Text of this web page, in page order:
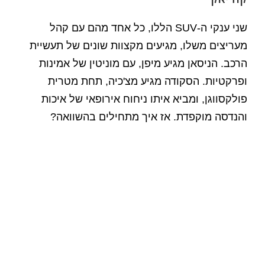
שני ענקי ה-SUV הללו, כל אחד מהם עם קהל
מעריצים משלו, מגיעים מקצוות שונים של תעשיית
הרכב. הניסאן מגיע מיפן, עם מוניטין של אמינות
ופרקטיות. הסקודה מגיע מצ'כיה, תחת מטרית
פולקסווגן, ומביא איתו ניחוח אירופאי של איכות
והנדסה מוקפדת. אז איך מתחילים בהשוואה?